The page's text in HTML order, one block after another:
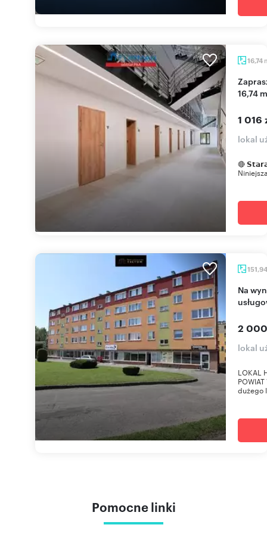
16,74
Zapraszam do wynajmu nowoczesnego lokalu
16,74
1 016
lokal
🔴
Na wynajem przestronny lokal handlowo-
2
lokal
LOKAL
dużego
Pomocne linki